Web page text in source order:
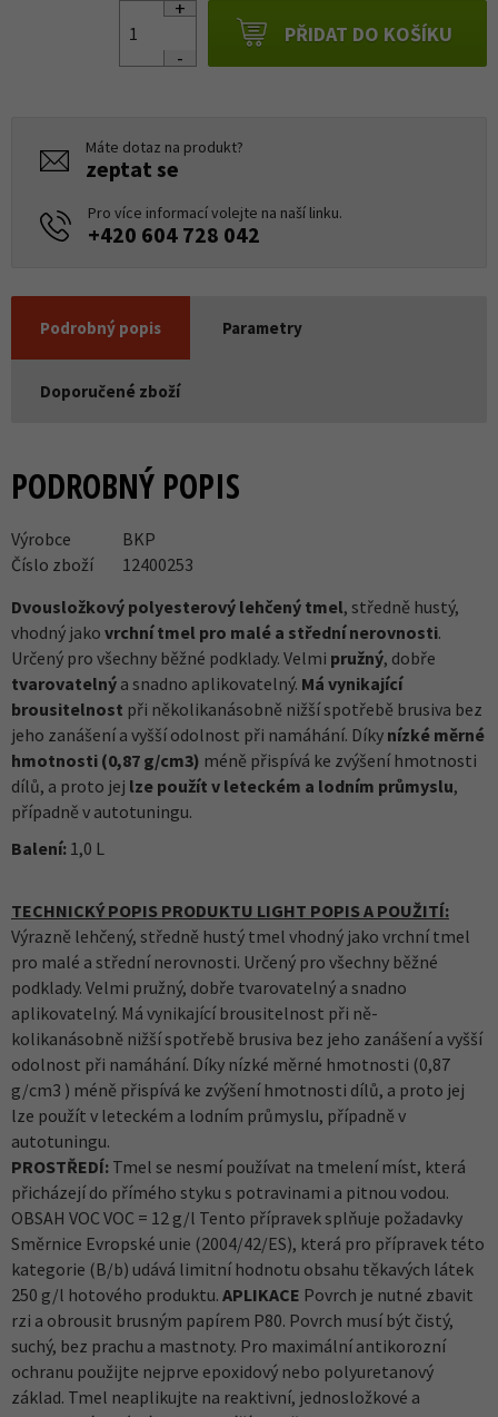
PŘIDAT DO KOŠÍKU
Máte dotaz na produkt?
zeptat se
Pro více informací volejte na naší linku.
+420 604 728 042
Podrobný popis Parametry
Doporučené zboží
PODROBNÝ POPIS
Výrobce
BKP
Číslo zboží
12400253
Dvousložkový polyesterový lehčený tmel, středně hustý,
vhodný jako vrchní tmel pro malé a střední nerovnosti.
Určený pro všechny běžné podklady. Velmi pružný, dobře
tvarovatelný a snadno aplikovatelný. Má vynikající
brousitelnost při několikanásobně nižší spotřebě brusiva bez
jeho zanášení a vyšší odolnost při namáhání. Díky nízké měrné
hmotnosti (0,87 g/cm3) méně přispívá ke zvýšení hmotnosti
dílů, a proto jej lze použít v leteckém a lodním průmyslu,
případně v autotuningu.
Balení: 1,0 L
TECHNICKÝ POPIS PRODUKTU LIGHT POPIS A POUŽITÍ:
Výrazně lehčený, středně hustý tmel vhodný jako vrchní tmel
pro malé a střední nerovnosti. Určený pro všechny běžné
podklady. Velmi pružný, dobře tvarovatelný a snadno
aplikovatelný. Má vynikající brousitelnost při ně-
kolikanásobně nižší spotřebě brusiva bez jeho zanášení a vyšší
odolnost při namáhání. Díky nízké měrné hmotnosti (0,87
g/cm3 ) méně přispívá ke zvýšení hmotnosti dílů, a proto jej
lze použít v leteckém a lodním průmyslu, případně v
autotuningu.
PROSTŘEDÍ: Tmel se nesmí používat na tmelení míst, která
přicházejí do přímého styku s potravinami a pitnou vodou.
OBSAH VOC VOC = 12 g/l Tento přípravek splňuje požadavky
Směrnice Evropské unie (2004/42/ES), která pro přípravek této
kategorie (B/b) udává limitní hodnotu obsahu těkavých látek
250 g/l hotového produktu. APLIKACE Povrch je nutné zbavit
rzi a obrousit brusným papírem P80. Povrch musí být čistý,
suchý, bez prachu a mastnoty. Pro maximální antikorozní
ochranu použijte nejprve epoxidový nebo polyuretanový
základ. Tmel neaplikujte na reaktivní, jednosložkové a